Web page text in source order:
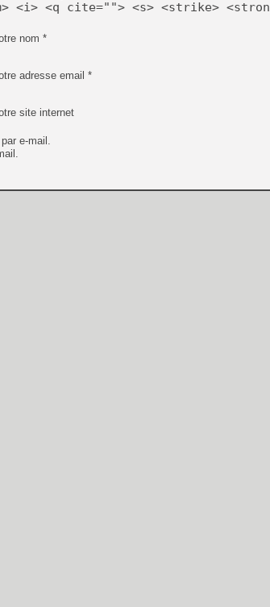
[LS] [PS5] Le WebKit
[GK] Oubliez Crazy Taxi,
[LS] [Switch] NSZ 5.0.0
[GK] Bethesda fête les 30
<i> <q cite=""> <s> <strike>
nom *
adresse email *
site internet
e-mail.